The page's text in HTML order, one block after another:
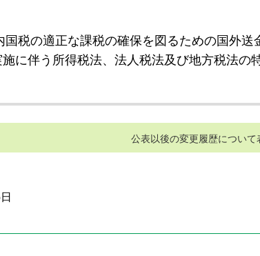
国税の適正な課税の確保を図るための国外送
に伴う所得税法、法人税法及び地方税法の
公表以後の変更履歴について